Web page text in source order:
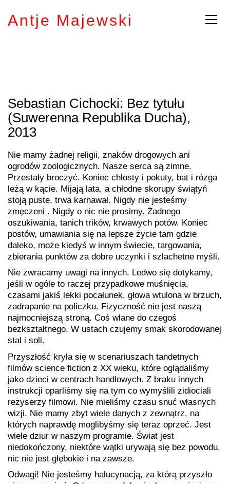
Antje Majewski
Sebastian Cichocki: Bez tytułu
(Suwerenna Republika Ducha),
2013
Nie mamy żadnej religii, znaków drogowych ani
ogrodów zoologicznych. Nasze serca są zimne.
Przestały broczyć. Koniec chłosty i pokuty, bat i rózga
leżą w kącie. Mijają lata, a chłodne skorupy świątyń
stoją puste, trwa karnawał. Nigdy nie jesteśmy
zmęczeni . Nigdy o nic nie prosimy. Żadnego
oszukiwania, tanich trików, krwawych potów. Koniec
postów, umawiania się na lepsze życie tam gdzie
daleko, może kiedyś w innym świecie, targowania,
zbierania punktów za dobre uczynki i szlachetne myśli.
Nie zwracamy uwagi na innych. Ledwo się dotykamy,
jeśli w ogóle to raczej przypadkowe muśnięcia,
czasami jakiś lekki pocałunek, głowa wtulona w brzuch,
zadrapanie na policzku. Fizyczność nie jest naszą
najmocniejszą stroną. Coś wlane do czegoś
bezkształtnego. W ustach czujemy smak skorodowanej
stal i soli.
Przyszłość kryła się w scenariuszach tandetnych
filmów science fiction z XX wieku, które oglądaliśmy
jako dzieci w centrach handlowych. Z braku innych
instrukcji oparliśmy się na tym co wymyślili zidiociali
reżyserzy filmowi. Nie mieliśmy czasu snuć własnych
wizji. Nie mamy zbyt wiele danych z zewnątrz, na
których naprawdę moglibyśmy się teraz oprzeć. Jest
wiele dziur w naszym programie. Świat jest
niedokończony, niektóre wątki urywają się bez powodu,
nic nie jest głębokie i na zawsze.
Odwagi! Nie jesteśmy halucynacją, za którą przyszło